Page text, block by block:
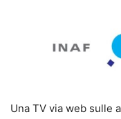
Una TV via web sulle